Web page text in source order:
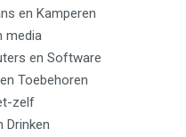
en Kamperen
media
en Software
Toebehoren
zelf
Drinken